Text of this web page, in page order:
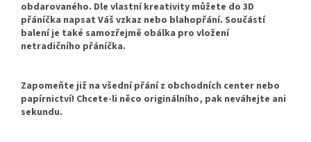
obdarovaného. Dle vlastní kreativity můžete do 3D
přáníčka napsat Váš vzkaz nebo blahopřání. Součástí
balení je také samozřejmě obálka pro vložení
netradičního přáníčka.
Zapomeňte již na všední přání z obchodních center nebo
papírnictví! Chcete-li něco originálního, pak neváhejte ani
sekundu.